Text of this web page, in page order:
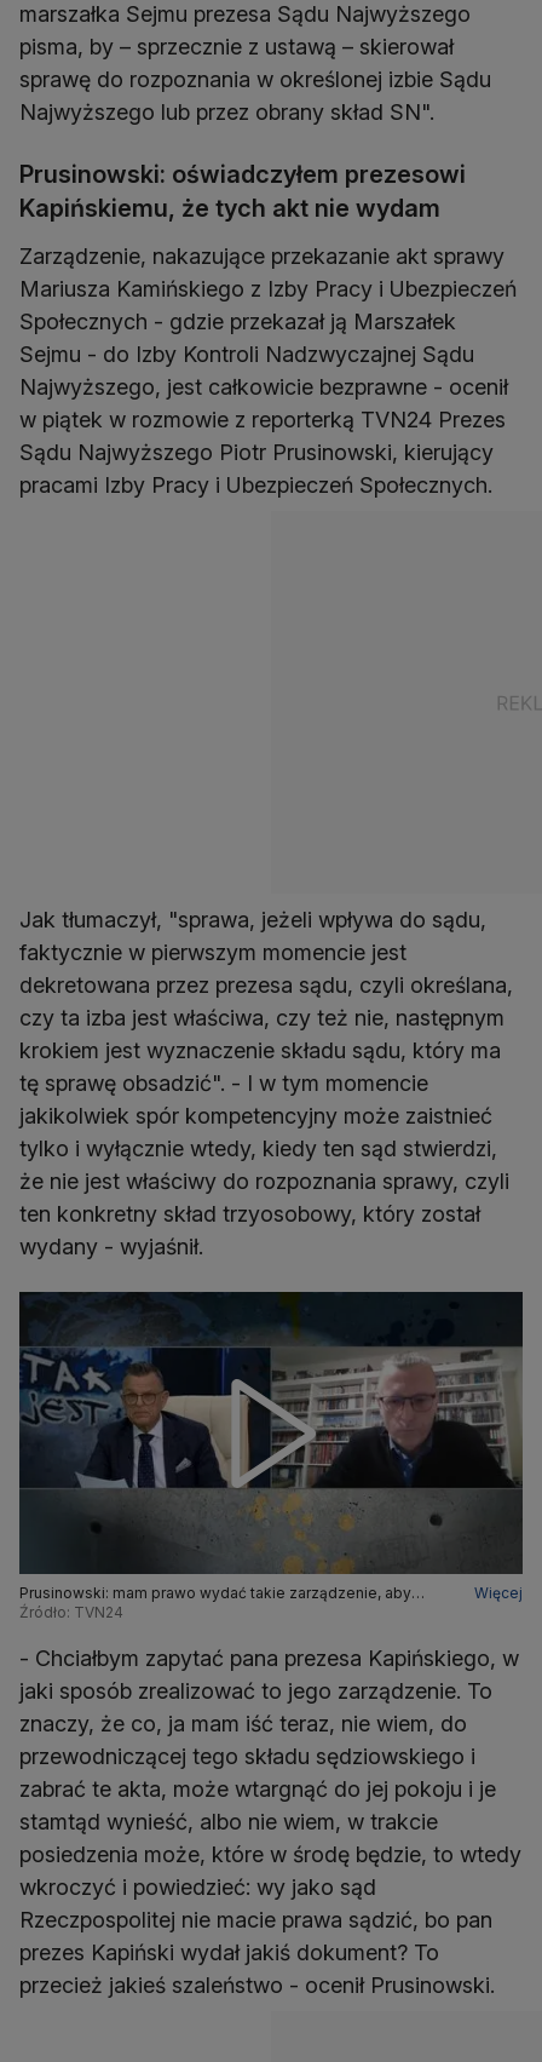
marszałka Sejmu prezesa Sądu Najwyższego
pisma, by – sprzecznie z ustawą – skierował
sprawę do rozpoznania w określonej izbie Sądu
Najwyższego lub przez obrany skład SN".
Prusinowski: oświadczyłem prezesowi
Kapińskiemu, że tych akt nie wydam
Zarządzenie, nakazujące przekazanie akt sprawy
Mariusza Kamińskiego z Izby Pracy i Ubezpieczeń
Społecznych - gdzie przekazał ją Marszałek
Sejmu - do Izby Kontroli Nadzwyczajnej Sądu
Najwyższego, jest całkowicie bezprawne - ocenił
w piątek w rozmowie z reporterką TVN24 Prezes
Sądu Najwyższego Piotr Prusinowski, kierujący
pracami Izby Pracy i Ubezpieczeń Społecznych.
Jak tłumaczył, "sprawa, jeżeli wpływa do sądu,
faktycznie w pierwszym momencie jest
dekretowana przez prezesa sądu, czyli określana,
czy ta izba jest właściwa, czy też nie, następnym
krokiem jest wyznaczenie składu sądu, który ma
tę sprawę obsadzić". - I w tym momencie
jakikolwiek spór kompetencyjny może zaistnieć
tylko i wyłącznie wtedy, kiedy ten sąd stwierdzi,
że nie jest właściwy do rozpoznania sprawy, czyli
ten konkretny skład trzyosobowy, który został
wydany - wyjaśnił.
Prusinowski: mam prawo wydać takie zarządzenie, aby
wpisać sprawę do systemu, która wpływa do SN
Więcej
Źródło: TVN24
- Chciałbym zapytać pana prezesa Kapińskiego, w
jaki sposób zrealizować to jego zarządzenie. To
znaczy, że co, ja mam iść teraz, nie wiem, do
przewodniczącej tego składu sędziowskiego i
zabrać te akta, może wtargnąć do jej pokoju i je
stamtąd wynieść, albo nie wiem, w trakcie
posiedzenia może, które w środę będzie, to wtedy
wkroczyć i powiedzieć: wy jako sąd
Rzeczpospolitej nie macie prawa sądzić, bo pan
prezes Kapiński wydał jakiś dokument? To
przecież jakieś szaleństwo - ocenił Prusinowski.